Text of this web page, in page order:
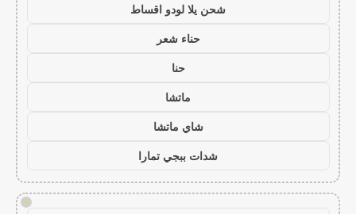
شحن يلا لودو اقساط
حناء شعر
حنا
ماتشا
شاي ماتشا
شدات ببجي تمارا
!